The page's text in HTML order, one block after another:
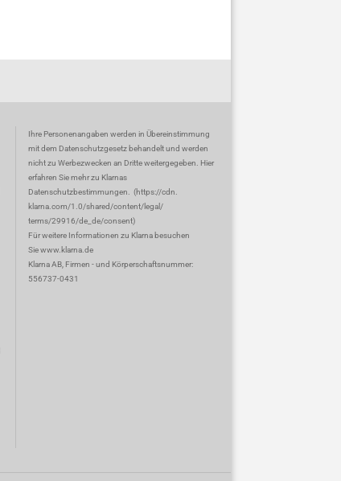
Ihre Personenangaben werden in Übereinstimmung
mit dem Datenschutzgesetz behandelt und werden
nicht zu Werbezwecken an Dritte weitergegeben. Hier
erfahren Sie mehr zu Klarnas
Datenschutzbestimmungen.
(https://cdn.
klarna.com/1.0/shared/content/legal/
terms/29916/de_de/consent)
Für weitere Informationen zu Klarna besuchen
Siewww.klarna.de
Klarna AB, Firmen - und Körperschaftsnummer:
556737-0431